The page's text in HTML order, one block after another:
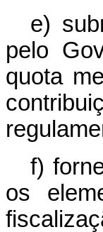
e)
pelo
quota
f)
os